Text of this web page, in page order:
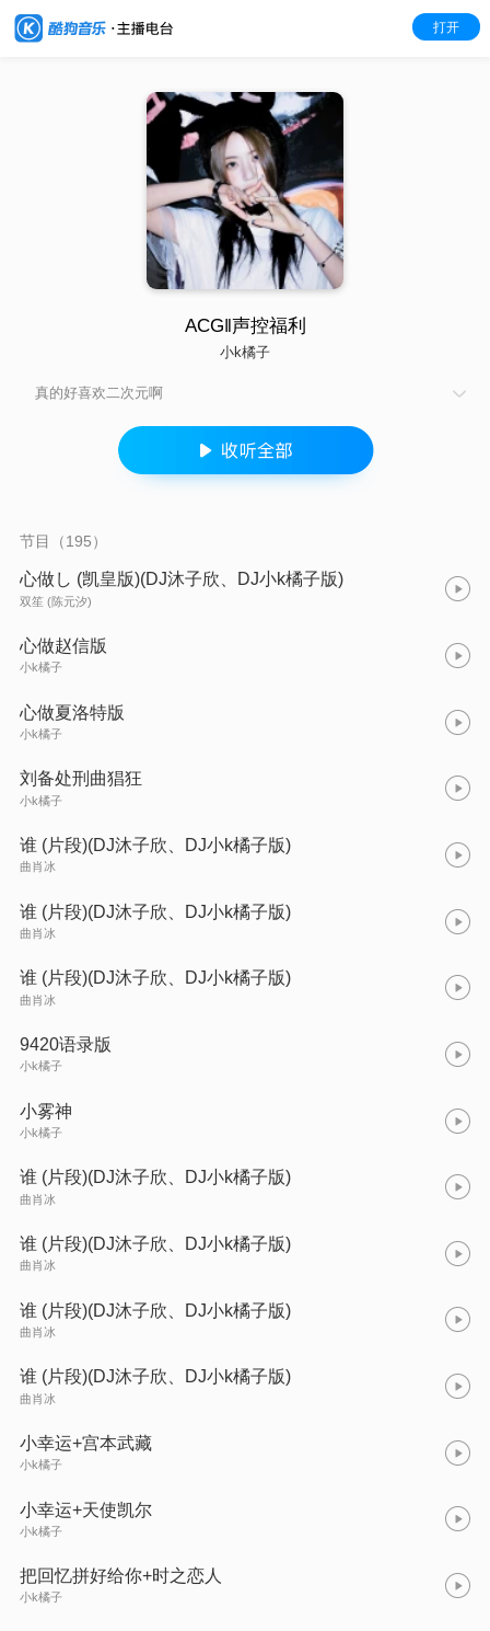
打开
ACG‖声控福利
小k橘子
真的好喜欢二次元啊
节目（195）
心做し (凯皇版)(DJ沐子欣、DJ小k橘子版)
双笙 (陈元汐)
心做赵信版
小k橘子
心做夏洛特版
小k橘子
刘备处刑曲猖狂
小k橘子
谁 (片段)(DJ沐子欣、DJ小k橘子版)
曲肖冰
谁 (片段)(DJ沐子欣、DJ小k橘子版)
曲肖冰
谁 (片段)(DJ沐子欣、DJ小k橘子版)
曲肖冰
9420语录版
小k橘子
小雾神
小k橘子
谁 (片段)(DJ沐子欣、DJ小k橘子版)
曲肖冰
谁 (片段)(DJ沐子欣、DJ小k橘子版)
曲肖冰
谁 (片段)(DJ沐子欣、DJ小k橘子版)
曲肖冰
谁 (片段)(DJ沐子欣、DJ小k橘子版)
曲肖冰
小幸运+宫本武藏
小k橘子
小幸运+天使凯尔
小k橘子
把回忆拼好给你+时之恋人
小k橘子